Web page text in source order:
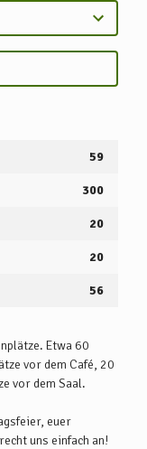
59
300
20
20
56
Etwa 60
vor dem Café, 20
vor dem Saal.
euer
uns einfach an!